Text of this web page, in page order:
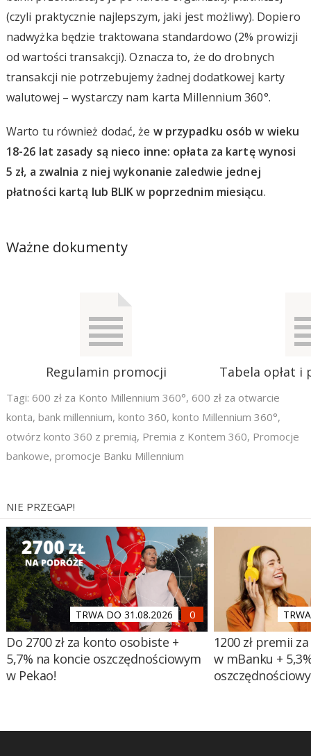
(czyli praktycznie najlepszym, jaki jest możliwy). Dopiero
nadwyżka będzie traktowana standardowo (2% prowizji
od wartości transakcji). Oznacza to, że do drobnych
transakcji nie potrzebujemy żadnej dodatkowej karty
walutowej – wystarczy nam karta Millennium 360°.
Warto tu również dodać, że w przypadku osób w wieku
18-26 lat zasady są nieco inne: opłata za kartę wynosi
5 zł, a zwalnia z niej wykonanie zaledwie jednej
płatności kartą lub BLIK w poprzednim miesiącu.
Ważne dokumenty
Regulamin promocji Tabela opłat i
Tagi: 600 zł za Konto Millennium 360°, 600 zł za otwarcie
konta, bank millennium, konto 360, konto Millennium 360°,
otwórz konto 360 z premią, Premia z Kontem 360, Promocje
bankowe, promocje Banku Millennium
NIE PRZEGAP!
TRWA DO 31.08.2026
Do 2700 zł za konto osobiste +
5,7% na koncie oszczędnościowym
w Pekao!
1200 zł premii
w mBanku +